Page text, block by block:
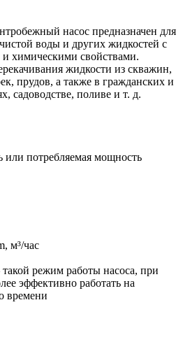
насос предназначен для
воды и других жидкостей с
химическими свойствами.
жидкости из скважин,
прудов, а также в гражданских и
садоводстве, поливе и т. д.
потребляемая мощность
м³/час
режим работы насоса, при
эффективно работать на
времени